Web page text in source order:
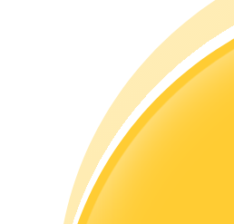
Estratégias de negociação
Aprenda como se manter lucrativo